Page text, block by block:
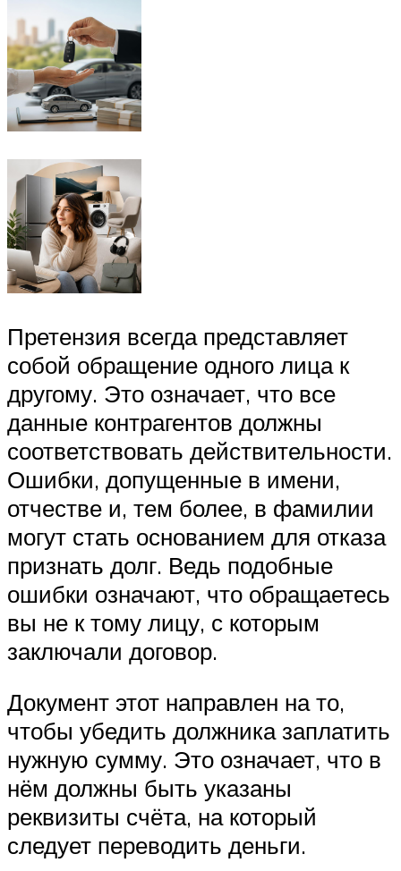
Претензия всегда представляет
собой обращение одного лица к
другому. Это означает, что все
данные контрагентов должны
соответствовать действительности.
Ошибки, допущенные в имени,
отчестве и, тем более, в фамилии
могут стать основанием для отказа
признать долг. Ведь подобные
ошибки означают, что обращаетесь
вы не к тому лицу, с которым
заключали договор.
Документ этот направлен на то,
чтобы убедить должника заплатить
нужную сумму. Это означает, что в
нём должны быть указаны
реквизиты счёта, на который
следует переводить деньги.